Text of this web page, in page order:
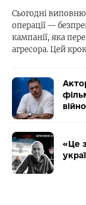
Сьогодні
операції —
кампанії, яка
агресора. Цей
«Це